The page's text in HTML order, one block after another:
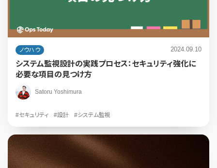
ノウハウ 2024.09.10
システム監視設計の実践プロセス：セキュリティ強化に
必要な項目の見つけ方
Satoru Yoshimura
#セキュリティ #設計 #システム監視